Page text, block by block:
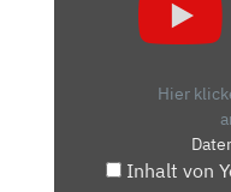
Hier
Inhalt von